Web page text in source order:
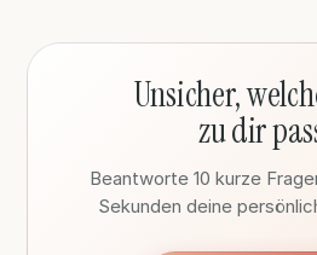
Unsicher,
zu dir
Beantworte 10 kurze
Sekunden deine